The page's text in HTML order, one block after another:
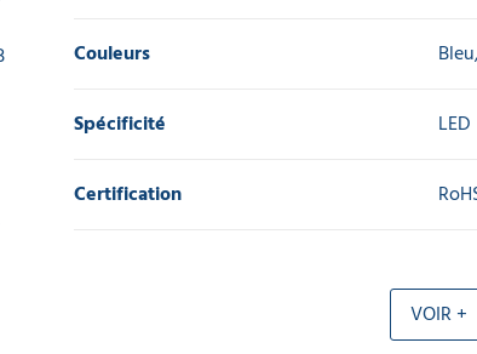
Couleurs
Spécificité LED
Certification
VOIR +